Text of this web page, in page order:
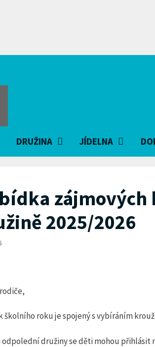
DRUŽINA JÍDELNA
2025/2026
školního roku je spojený s vybíráním
odpolední družiny se děti mohou přihlásit